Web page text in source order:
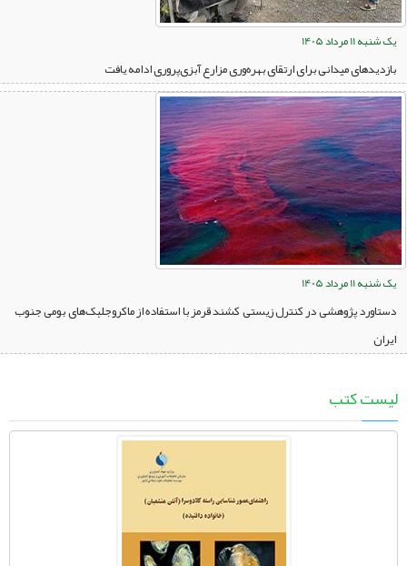
یک شنبه 11 مرداد 1405
بازدیدهای میدانی برای ارتقای بهره‌وری مزارع آبزی‌پروری ادامه یافت
یک شنبه 11 مرداد 1405
دستاورد پژوهشی در کنترل زیستی کشند قرمز با استفاده از ماکروجلبک‌های بومی جنوب
ایران
لیست کتب